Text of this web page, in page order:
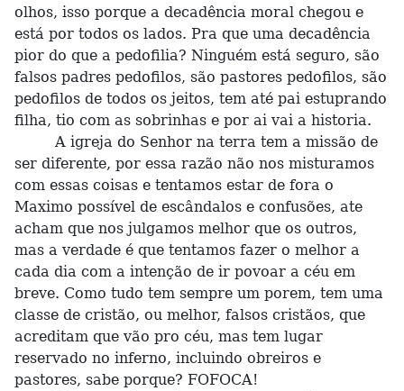
olhos, isso porque a decadência moral chegou e
está por todos os lados. Pra que uma decadência
pior do que a pedofilia? Ninguém está seguro, são
falsos padres pedofilos, são pastores pedofilos, são
pedofilos de todos os jeitos, tem até pai estuprando
filha, tio com as sobrinhas e por ai vai a historia.
A igreja do Senhor na terra tem a missão de
ser diferente, por essa razão não nos misturamos
com essas coisas e tentamos estar de fora o
Maximo possível de escândalos e confusões, ate
acham que nos julgamos melhor que os outros,
mas a verdade é que tentamos fazer o melhor a
cada dia com a intenção de ir povoar a céu em
breve. Como tudo tem sempre um porem, tem uma
classe de cristão, ou melhor, falsos cristãos, que
acreditam que vão pro céu, mas tem lugar
reservado no inferno, incluindo obreiros e
pastores, sabe porque? FOFOCA!